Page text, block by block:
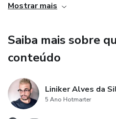
contéudo.
hospedada as imagens (
- Satisfação GARANTIDA ou
Mostrar mais
Saiba mais sobre
conteúdo
Liniker Alves da
5 Ano Hotmarter